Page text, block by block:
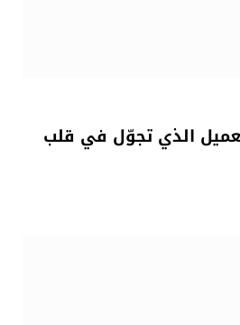
الذي تجوّل في قلب